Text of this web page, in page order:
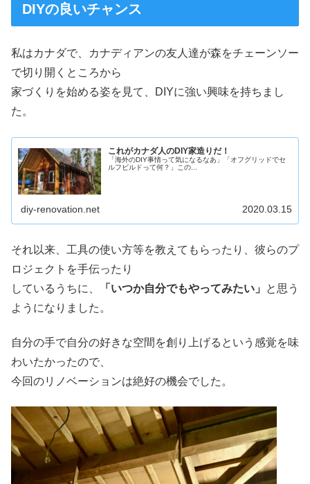
DIYの良いチャンス
私はカナダで、カナディアンの友人達が森をチェーンソー
で切り開くところから
家づくりを始める姿を見て、DIYに強い興味を持ちまし
た。
これがカナダ人のDIY家造りだ！
「海外のDIY事情って気になるなあ」「オフグリッドでセ
ルフビルドって何？」この...
diy-renovation.net 2020.03.15
それ以来、工具の使い方等を教えてもらったり、彼らのプ
ロジェクトを手伝ったり
しているうちに、
「いつか自分でもやってみたい」
と思う
ようになりました。
自分の手で自分の好きな空間を創り上げるという感覚を味
わいたかったので、
今回のリノベーションは絶好の機会でした。